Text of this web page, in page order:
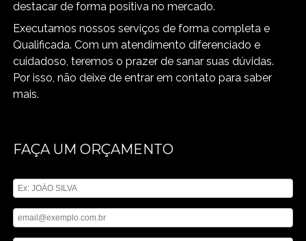
destacar de forma positiva no mercado.
Executamos nossos serviços de forma completa e
Qualificada. Com um atendimento diferenciado e
cuidadoso, teremos o prazer de sanar suas dúvidas.
Por isso, não deixe de entrar em contato para saber
mais.
FAÇA UM ORÇAMENTO